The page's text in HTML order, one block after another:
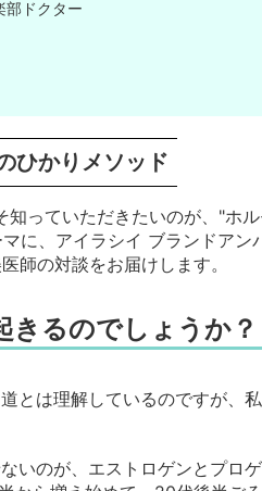
ドクター
ひかりメソッド
知っていただきたいのが、"ホ
に、アイラシイ ブランドアン
師の対談をお届けします。
きるのでしょうか？
とは理解しているのですが、
いのが、エストロゲンとプロ